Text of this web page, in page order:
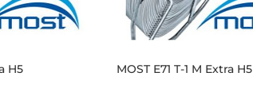
H5 MOST E71 T-1 M Extra H5